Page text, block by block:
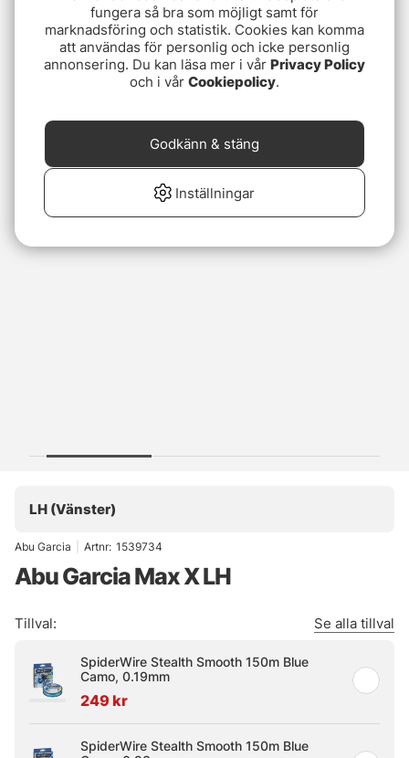
LH (Vänster)
Abu Garcia Artnr: 1539734
Abu Garcia Max X LH
Tillval: Se alla tillval
SpiderWire Stealth Smooth 150m Blue
Camo, 0.19mm
249 kr
SpiderWire Stealth Smooth 150m Blue
fungera så bra som möjligt samt för
marknadsföring och statistik. Cookies kan komma
att användas för personlig och icke personlig
annonsering. Du kan läsa mer i vår Privacy Policy
och i vår Cookiepolicy.
Inställningar
Godkänn & stäng